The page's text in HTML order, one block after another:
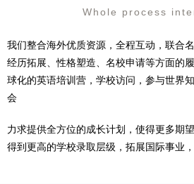
Whole process
我们整合海外优质资源，全程互动，联合
经历拓展、性格塑造、名校申请等方面的
球化的英语培训营，学校访问，参与世界
会
力求提供全方位的成长计划，使得更多期
得到更高的学校录取层级，拓展国际事业，